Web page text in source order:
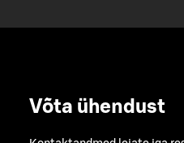
Võta ühendust